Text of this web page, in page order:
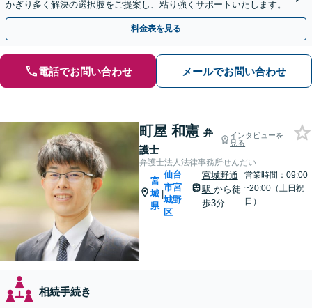
かぎり多く解決の選択肢をご提案し、粘り強くサポートいたします。
料金表を見る
電話でお問い合わせ メールでお問い合わせ
町屋 和憲 弁
護士
インタビューを
見る
弁護士法人法律事務所せんだい
宮
城
県
|
仙台
市宮
城野
区
宮城野通
駅 から徒
歩3分
営業時間：09:00
~20:00（土日祝
日）
相続手続き